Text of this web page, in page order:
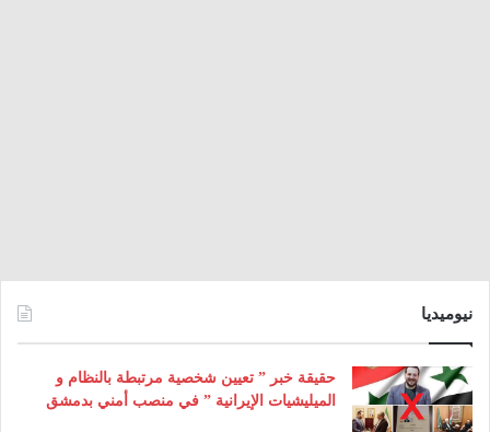
نيوميديا
حقيقة خبر ” تعيين شخصية مرتبطة بالنظام و
الميليشيات الإيرانية ” في منصب أمني بدمشق